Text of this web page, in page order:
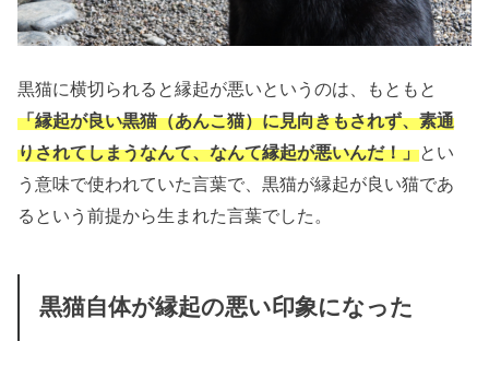
黒猫に横切られると縁起が悪いというのは、もともと
「縁起が良い黒猫（あんこ猫）に見向きもされず、素通
りされてしまうなんて、なんて縁起が悪いんだ！」とい
う意味で使われていた言葉で、黒猫が縁起が良い猫であ
るという前提から生まれた言葉でした。
黒猫自体が縁起の悪い印象になった